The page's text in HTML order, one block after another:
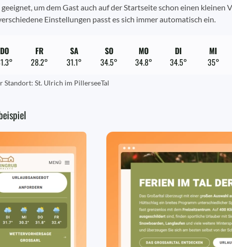
um dem Gast auch auf der Startseite schon einen kleinen
Einstellungen passt es sich immer automatisch ein.
DO
FR
28.2°
SA
31.1°
SO
34.5°
MO
34.8°
DI
34.5°
MI
35°
Standort: St. Ulrich im PillerseeTal